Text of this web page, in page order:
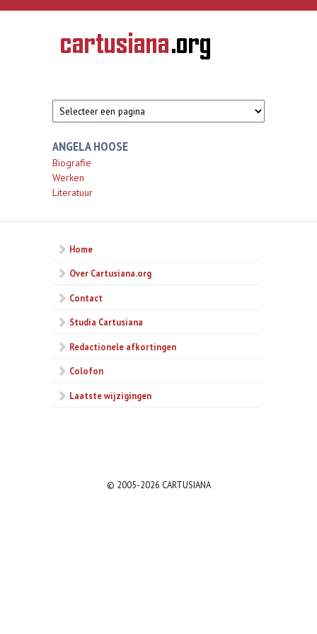
Overslaan en naar de inhoud gaan
CARTUSIANA
Geschiedenis
van de
ANGELA HOOSE
Biografie
Werken
Literatuur
Home
Over Cartusiana.org
Contact
Studia Cartusiana
Redactionele afkortingen
Colofon
Laatste wijzigingen
© 2005-2026 CARTUSIANA